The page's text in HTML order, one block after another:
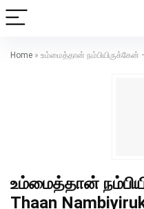
Home » உம்மைத்தான் நம்பியிருக்கேன்
உம்மைத்தான்
Thaan